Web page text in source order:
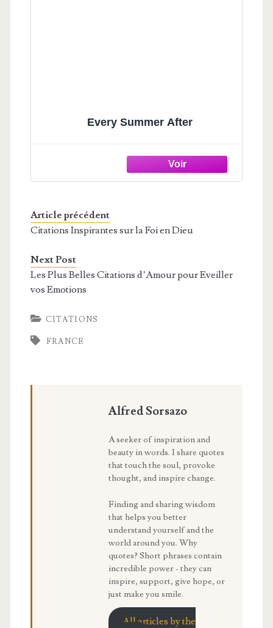
Every Summer After
Article précédent
Citations Inspirantes sur la Foi en Dieu
Next Post
Les Plus Belles Citations d’Amour pour Eveiller
vos Emotions
CITATIONS
FRANCE
Alfred Sorsazo
A seeker of inspiration and
beauty in words. I share quotes
that touch the soul, provoke
thought, and inspire change.
Finding and sharing wisdom
that helps you better
understand yourself and the
world around you. Why
quotes? Short phrases contain
incredible power - they can
inspire, support, give hope, or
just make you smile.
All articles by the